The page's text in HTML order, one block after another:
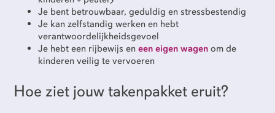
Je bent betrouwbaar, geduldig en stressbestendig
Je kan zelfstandig werken en hebt
verantwoordelijkheidsgevoel
Je hebt een rijbewijs eneen eigen wagenom de
kinderen veilig te vervoeren
Hoe ziet jouw takenpakket eruit?
category